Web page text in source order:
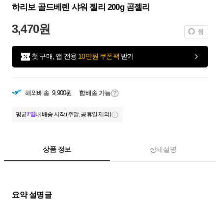
하리보 골드베렌 샤워 젤리 200g 곰젤리
3,470원 찜
첫 구매, 앱 전용 10만원 쿠폰팩 받기
해외배송 9,900원 합배송 가능
평균7일내 배송 시작 (주말, 공휴일 제외)
상품 정보 상세설명
요약 설명글